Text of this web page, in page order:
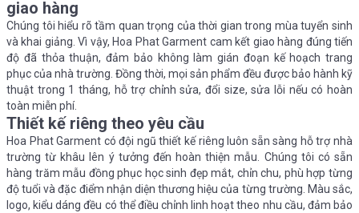
giao hàng
Chúng tôi hiểu rõ tầm quan trọng của thời gian trong mùa tuyển sinh
và khai giảng. Vì vậy, Hoa Phat Garment cam kết giao hàng đúng tiến
độ đã thỏa thuận, đảm bảo không làm gián đoạn kế hoạch trang
phục của nhà trường. Đồng thời, mọi sản phẩm đều được bảo hành kỹ
thuật trong 1 tháng, hỗ trợ chỉnh sửa, đổi size, sửa lỗi nếu có hoàn
toàn miễn phí.
Thiết kế riêng theo yêu cầu
Hoa Phat Garment có đội ngũ thiết kế riêng luôn sẵn sàng hỗ trợ nhà
trường từ khâu lên ý tưởng đến hoàn thiện mẫu. Chúng tôi có sẵn
hàng trăm mẫu đồng phục học sinh đẹp mắt, chỉn chu, phù hợp từng
độ tuổi và đặc điểm nhận diện thương hiệu của từng trường. Màu sắc,
logo, kiểu dáng đều có thể điều chỉnh linh hoạt theo nhu cầu, đảm bảo